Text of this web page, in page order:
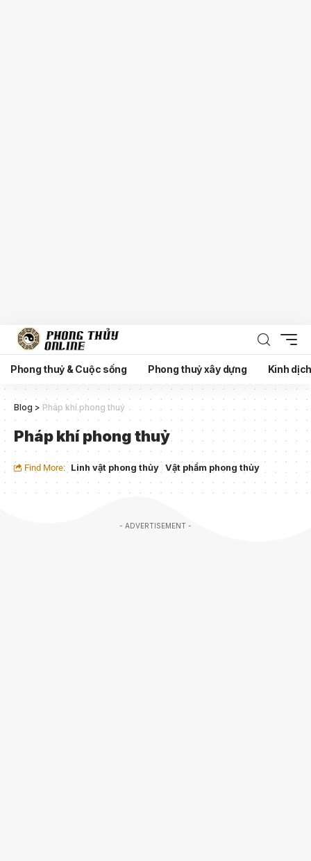
Phong thuỷ & Cuộc sống Phong thuỷ xây dựng Kinh
Blog > Pháp khí phong thuỷ
Pháp khí phong thuỷ
Find More: Linh vật phong thủy Vật phẩm phong thủy
- ADVERTISEMENT -